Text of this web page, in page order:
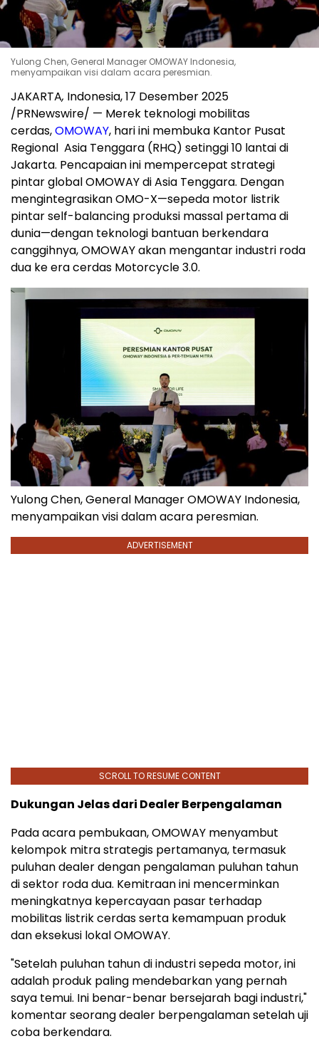
Yulong Chen, General Manager OMOWAY Indonesia,
menyampaikan visi dalam acara peresmian.
JAKARTA, Indonesia, 17 Desember 2025
/PRNewswire/ — Merek teknologi mobilitas
cerdas,OMOWAY, hari ini membuka Kantor Pusat
Regional Asia Tenggara (RHQ) setinggi 10 lantai di
Jakarta. Pencapaian ini mempercepat strategi
pintar global OMOWAY diAsia Tenggara. Dengan
mengintegrasikan OMO-X—sepeda motor listrik
pintar self-balancing produksi massal pertama di
dunia—dengan teknologi bantuan berkendara
canggihnya, OMOWAY akan mengantar industri roda
dua ke era cerdas Motorcycle 3.0.
Yulong Chen, General Manager OMOWAY Indonesia,
menyampaikan visi dalam acara peresmian.
ADVERTISEMENT
SCROLL TO RESUME CONTENT
Dukungan Jelas dari Dealer Berpengalaman
Pada acara pembukaan, OMOWAY menyambut
kelompok mitra strategis pertamanya, termasuk
puluhan dealer dengan pengalaman puluhan tahun
di sektor roda dua. Kemitraan ini mencerminkan
meningkatnya kepercayaan pasar terhadap
mobilitas listrik cerdas serta kemampuan produk
dan eksekusi lokal OMOWAY.
"Setelah puluhan tahun di industri sepeda motor, ini
adalah produk paling mendebarkan yang pernah
saya temui. Ini benar-benar bersejarah bagi industri,"
komentar seorang dealer berpengalaman setelah uji
coba berkendara.